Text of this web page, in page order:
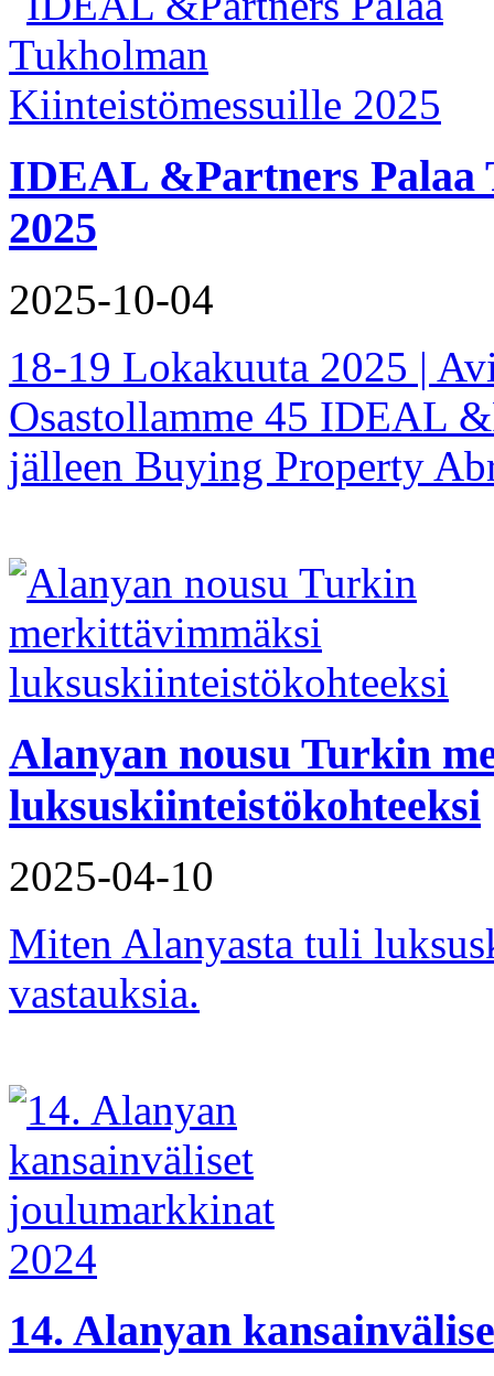
IDEAL &Partners Palaa
2025
2025-10-04
18-19 Lokakuuta 2025 |
Osastollamme 45 IDEAL
jälleen Buying Property
Alanyan nousu Turkin
luksuskiinteistökohteeksi
2025-04-10
Miten Alanyasta tuli
vastauksia.
14. Alanyan